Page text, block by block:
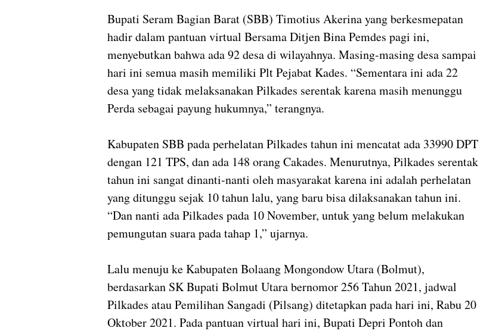
Bupati Seram Bagian Barat (SBB) Timotius Akerina yang berkesmepatan
hadir dalam pantuan virtual Bersama Ditjen Bina Pemdes pagi ini,
menyebutkan bahwa ada 92 desa di wilayahnya. Masing-masing desa sampai
hari ini semua masih memiliki Plt Pejabat Kades. “Sementara ini ada 22
desa yang tidak melaksanakan Pilkades serentak karena masih menunggu
Perda sebagai payung hukumnya,” terangnya.
Kabupaten SBB pada perhelatan Pilkades tahun ini mencatat ada 33990 DPT
dengan 121 TPS, dan ada 148 orang Cakades. Menurutnya, Pilkades serentak
tahun ini sangat dinanti-nanti oleh masyarakat karena ini adalah perhelatan
yang ditunggu sejak 10 tahun lalu, yang baru bisa dilaksanakan tahun ini.
“Dan nanti ada Pilkades pada 10 November, untuk yang belum melakukan
pemungutan suara pada tahap 1,” ujarnya.
Lalu menuju ke Kabupaten Bolaang Mongondow Utara (Bolmut),
berdasarkan SK Bupati Bolmut Utara bernomor 256 Tahun 2021, jadwal
Pilkades atau Pemilihan Sangadi (Pilsang) ditetapkan pada hari ini, Rabu 20
Oktober 2021. Pada pantuan virtual hari ini, Bupati Depri Pontoh dan